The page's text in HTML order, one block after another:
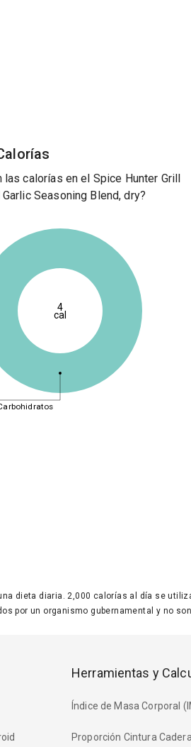
las calorías en el Spice Hunter Grill
Seasoning Blend, dry?
4
cal
dieta diaria. 2,000 calorías al día se
por un organismo gubernamental y no
Herramientas y
Índice de Masa Corporal
Proporción Cintura